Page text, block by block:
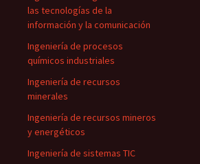
las tecnologías de la
información y la comunicación
Ingeniería de procesos
químicos industriales
Ingeniería de recursos
minerales
Ingeniería de recursos mineros
y energéticos
Ingeniería de sistemas TIC